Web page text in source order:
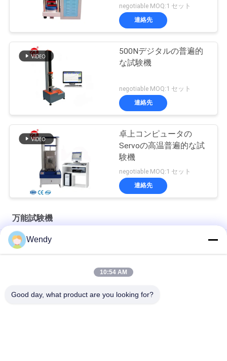
negotiable MOQ:1 セット
連絡先
500Nデジタルの普遍的
な試験機
negotiable MOQ:1 セット
連絡先
卓上コンピュータの
Servoの高温普遍的な試
験機
negotiable MOQ:1 セット
連絡先
万能試験機
デスクトップ 単列 ユニバーサル 張力 テスト プラスチック ボト
ル カップ 圧縮 試験 機械
ダミープル試験用万能引張試験機 万能試験機
Wendy
10:54 AM
Good day, what product are you looking for?